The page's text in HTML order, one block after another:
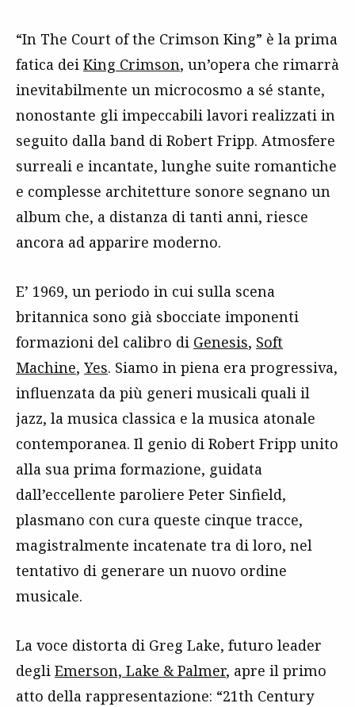
“In The Court of the Crimson King” è la prima
fatica dei King Crimson, un’opera che rimarrà
inevitabilmente un microcosmo a sé stante,
nonostante gli impeccabili lavori realizzati in
seguito dalla band di Robert Fripp. Atmosfere
surreali e incantate, lunghe suite romantiche
e complesse architetture sonore segnano un
album che, a distanza di tanti anni, riesce
ancora ad apparire moderno.
E’ 1969, un periodo in cui sulla scena
britannica sono già sbocciate imponenti
formazioni del calibro di Genesis, Soft
Machine, Yes. Siamo in piena era progressiva,
influenzata da più generi musicali quali il
jazz, la musica classica e la musica atonale
contemporanea. Il genio di Robert Fripp unito
alla sua prima formazione, guidata
dall’eccellente paroliere Peter Sinfield,
plasmano con cura queste cinque tracce,
magistralmente incatenate tra di loro, nel
tentativo di generare un nuovo ordine
musicale.
La voce distorta di Greg Lake, futuro leader
degli Emerson, Lake & Palmer, apre il primo
atto della rappresentazione: “21th Century